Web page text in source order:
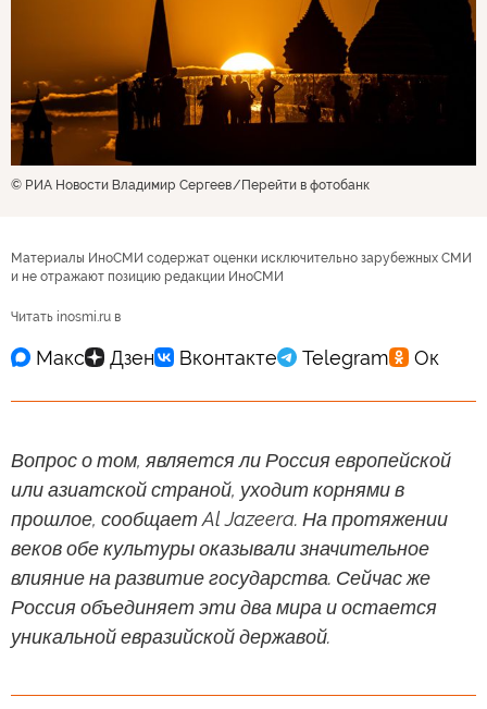
© РИА Новости Владимир Сергеев Перейти в фотобанк
Материалы ИноСМИ содержат оценки исключительно зарубежных СМИ
и не отражают позицию редакции ИноСМИ
Читать inosmi.ru в
Вопрос о том, является ли Россия европейской
или азиатской страной, уходит корнями в
прошлое, сообщает Al Jazeera. На протяжении
веков обе культуры оказывали значительное
влияние на развитие государства. Сейчас же
Россия объединяет эти два мира и остается
уникальной евразийской державой.